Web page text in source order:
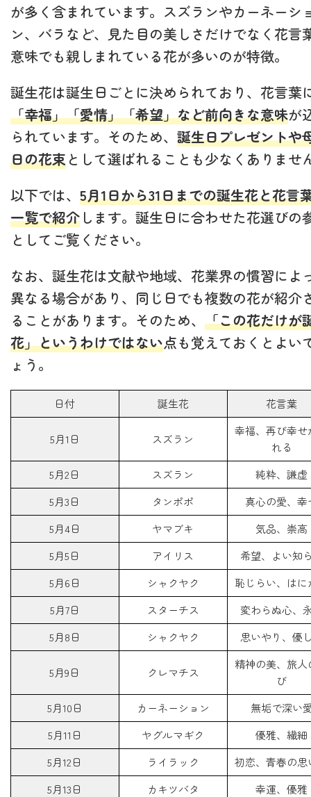
が多く含まれています。スズランやカーネーシ
ン、バラなど、見た目の美しさだけでなく花言
意味でも親しまれている花が多いのが特徴。
誕生花は誕生日ごとに決められており、花言葉
「幸福」「愛情」「希望」など前向きな意味が
られています。そのため、 誕生日プレゼントや
日の花束として選ばれることも少なくありませ
以下では、 5月1日から31日までの誕生花と花言
一覧で紹介 します。誕生日に合わせた花選びの
としてご覧ください。
なお、誕生花は文献や地域、花業界の慣習によ
異なる場合があり、同じ日でも複数の花が紹介
ることがあります。そのため、 「この花だけが
花」というわけではない点も覚えておくとよい
ょう。
日付 誕生花 花言葉
5月1日 スズラン
幸福、再び幸せ
れる
5月2日
スズラン
純粋、謙虚
5月3日
タンポポ
真心の愛、幸
5月4日
ヤマブキ
気品、崇高
5月5日
アイリス
希望、よい知
5月6日
シャクヤク
恥じらい、はに
5月7日
スターチス
変わらぬ心、
5月8日
シャクヤク 思いやり、優
5月9日 クレマチス
精神の美、旅人
び
5月10日
カーネーション
無垢で深い
5月11日
ヤグルマギク
優雅、繊細
5月12日
ライラック
初恋、青春の思
5月13日
カキツバタ
幸運、優雅